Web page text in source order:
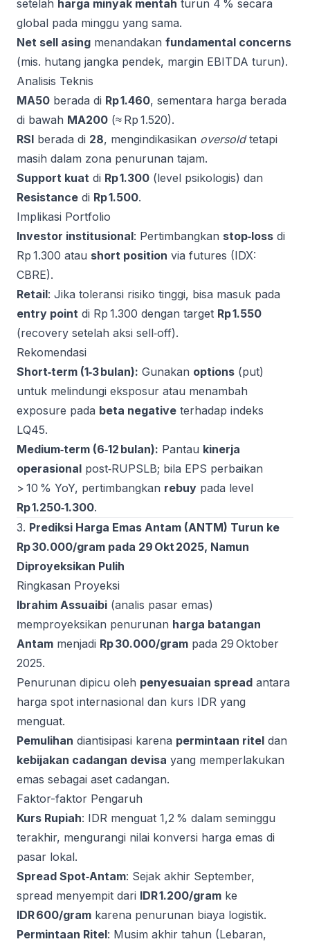
setelah harga minyak mentah turun 4 % secara
global pada minggu yang sama.
Net sell asing menandakan fundamental concerns
(mis. hutang jangka pendek, margin EBITDA turun).
Analisis Teknis
MA50 berada di Rp 1.460, sementara harga berada
di bawah MA200 (≈ Rp 1.520).
RSI berada di 28, mengindikasikan oversoldtetapi
masih dalam zona penurunan tajam.
Support kuat di Rp 1.300 (level psikologis) dan
Resistance di Rp 1.500.
Implikasi Portfolio
Investor institusional: Pertimbangkan stop‑loss di
Rp 1.300 atau short position via futures (IDX:
CBRE).
Retail: Jika toleransi risiko tinggi, bisa masuk pada
entry point di Rp 1.300 dengan target Rp 1.550
(recovery setelah aksi sell‑off).
Rekomendasi
Short‑term (1‑3 bulan): Gunakan options (put)
untuk melindungi eksposur atau menambah
exposure pada beta negative terhadap indeks
LQ45.
Medium‑term (6‑12 bulan): Pantau kinerja
operasional post‑RUPSLB; bila EPS perbaikan
> 10 % YoY, pertimbangkan rebuy pada level
Rp 1.250‑1.300.
3. Prediksi Harga Emas Antam (ANTM) Turun ke
Rp 30.000/gram pada 29 Okt 2025, Namun
Diproyeksikan Pulih
Ringkasan Proyeksi
Ibrahim Assuaibi (analis pasar emas)
memproyeksikan penurunan harga batangan
Antam menjadi Rp 30.000/gram pada 29 Oktober
2025.
Penurunan dipicu oleh penyesuaian spread antara
harga spot internasional dan kurs IDR yang
menguat.
Pemulihan diantisipasi karena permintaan ritel dan
kebijakan cadangan devisa yang memperlakukan
emas sebagai aset cadangan.
Faktor-faktor Pengaruh
Kurs Rupiah: IDR menguat 1,2 % dalam seminggu
terakhir, mengurangi nilai konversi harga emas di
pasar lokal.
Spread Spot‑Antam: Sejak akhir September,
spread menyempit dari IDR 1.200/gram ke
IDR 600/gram karena penurunan biaya logistik.
Permintaan Ritel: Musim akhir tahun (Lebaran,